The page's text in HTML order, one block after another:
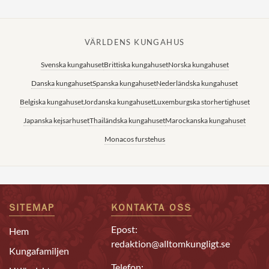
VÄRLDENS KUNGAHUS
Svenska kungahusetBrittiska kungahusetNorska kungahuset
Danska kungahusetSpanska kungahusetNederländska kungahuset
Belgiska kungahusetJordanska kungahusetLuxemburgska storhertighuset
Japanska kejsarhusetThailändska kungahusetMarockanska kungahuset
Monacos furstehus
SITEMAP
Hem
Kungafamiljen
KONTAKTA OSS
Epost:
redaktion@alltomkungligt.se